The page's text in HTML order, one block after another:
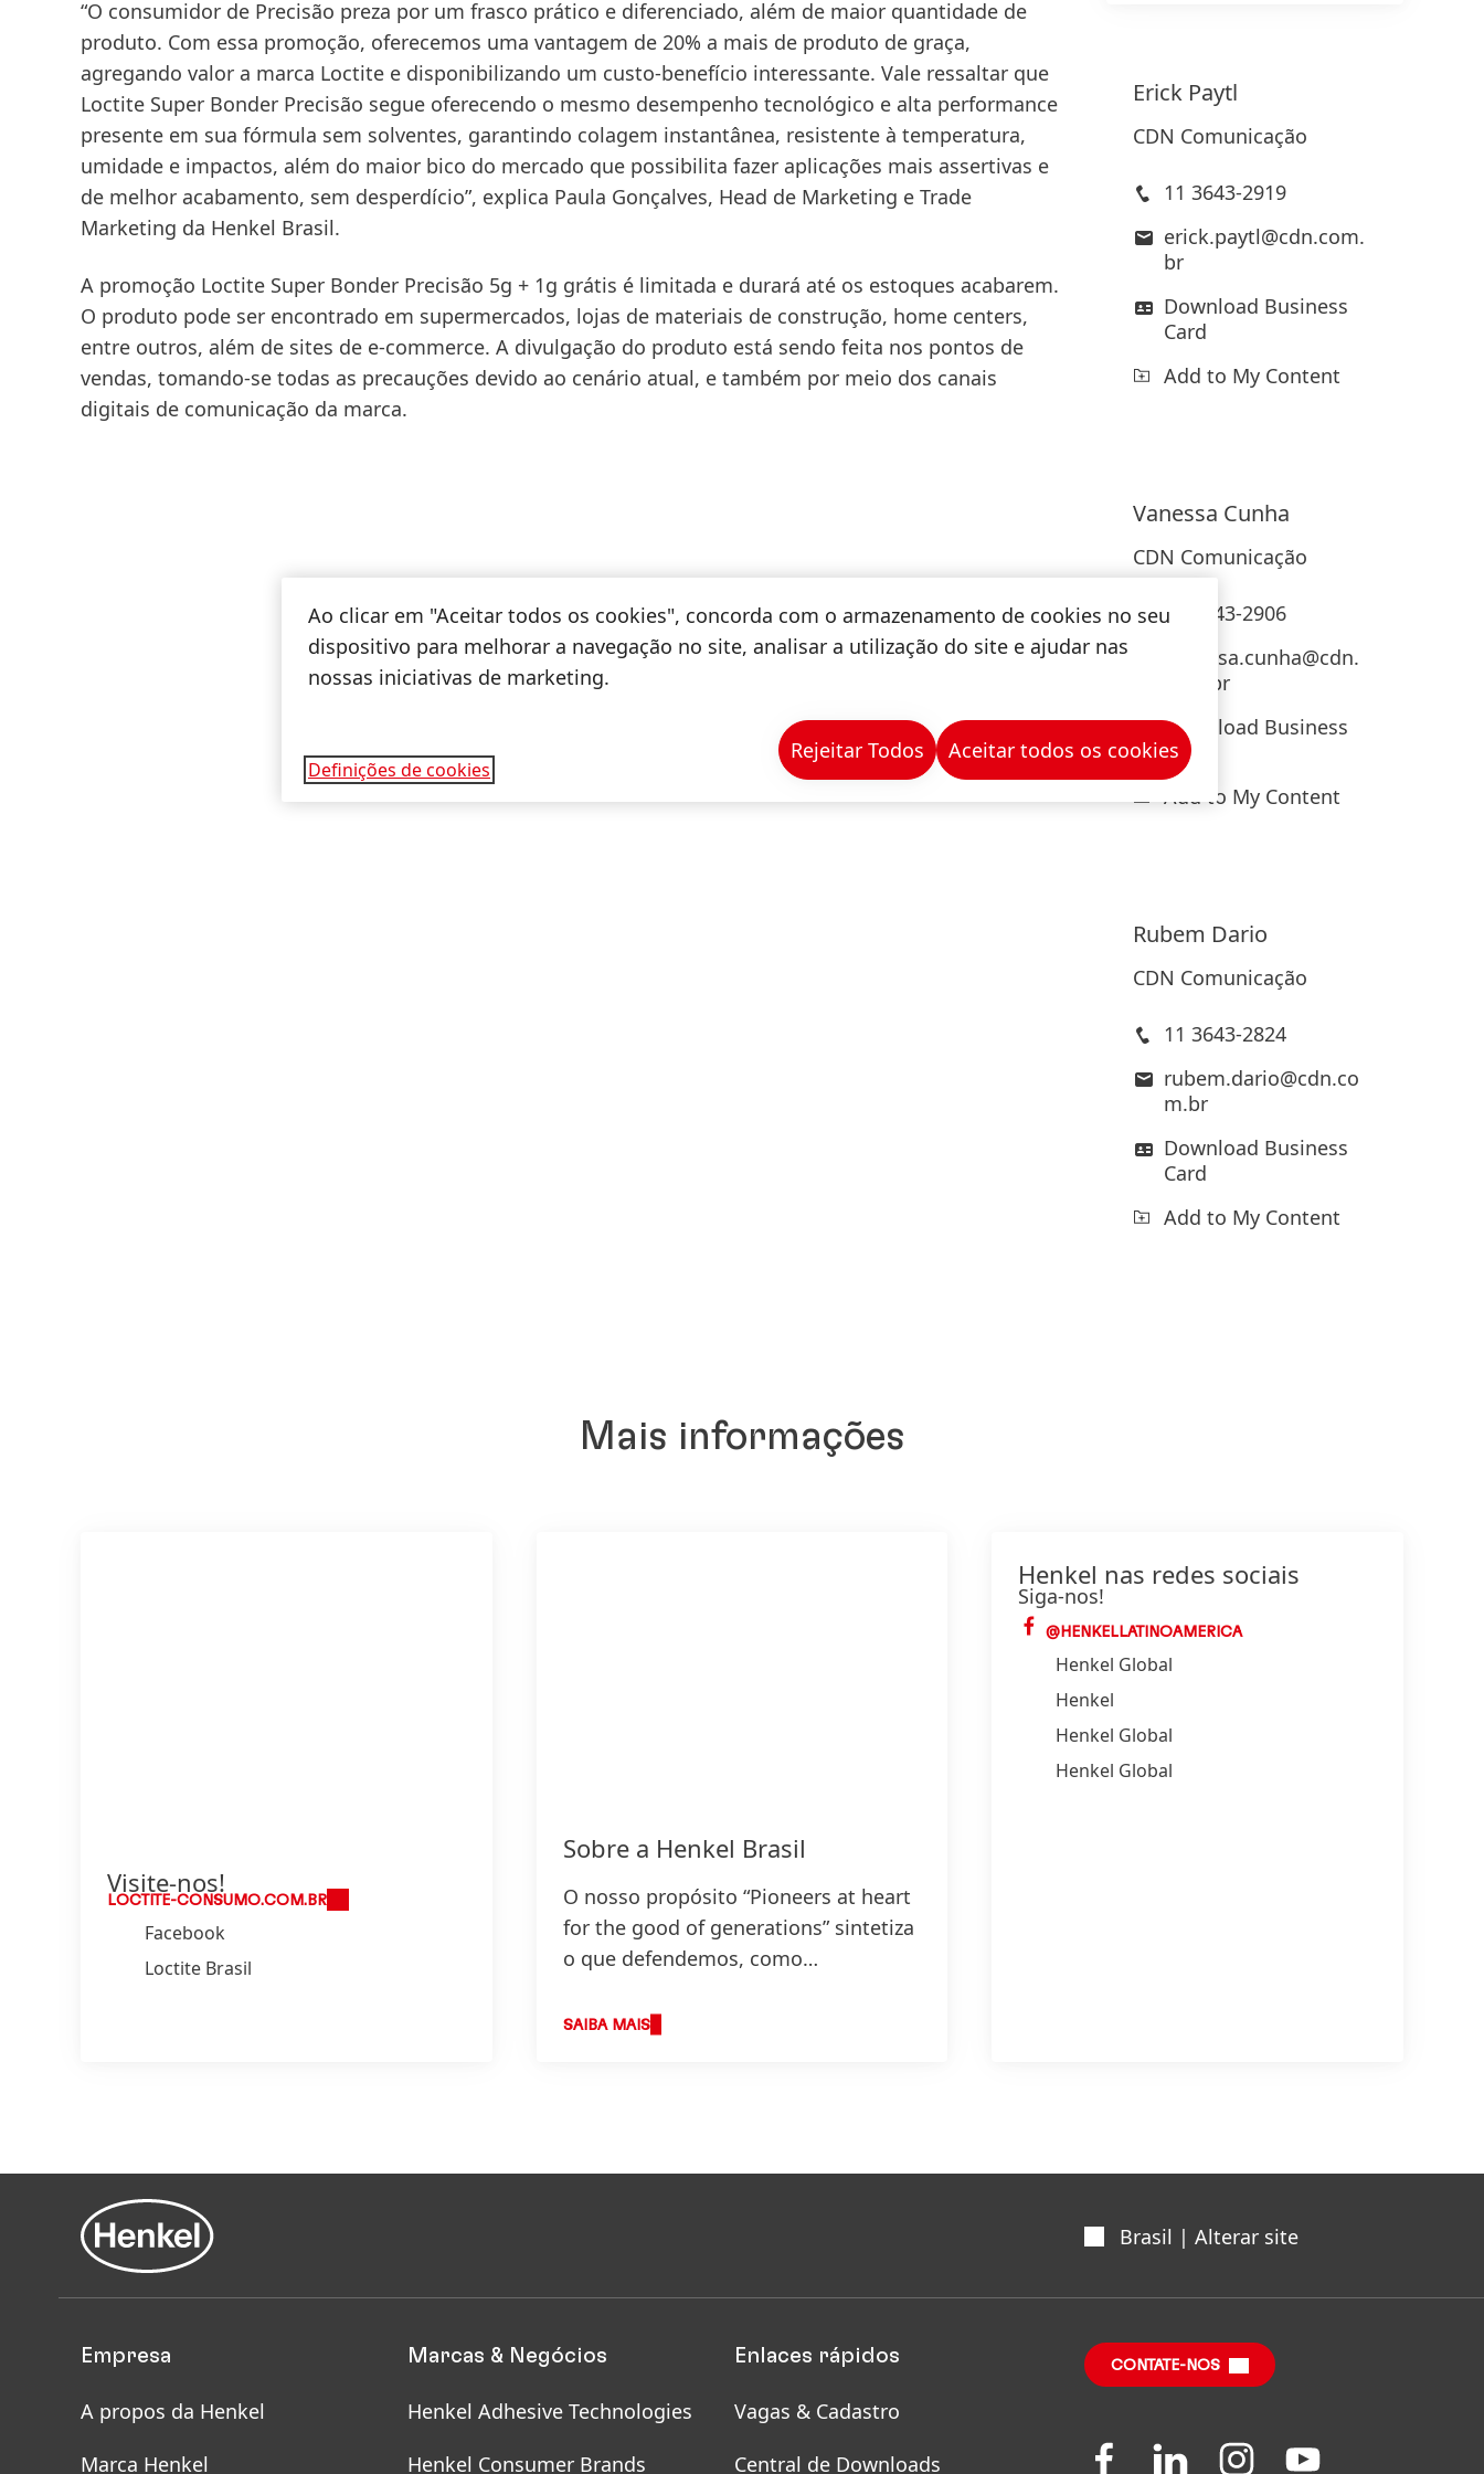
“O consumidor de Precisão preza por um frasco prático e diferenciado, além de maior quantidade de
produto. Com essa promoção, oferecemos uma vantagem de 20% a mais de produto de graça,
agregando valor a marca Loctite e disponibilizando um custo-benefício interessante. Vale ressaltar que
Loctite Super Bonder Precisão segue oferecendo o mesmo desempenho tecnológico e alta performance
presente em sua fórmula sem solventes, garantindo colagem instantânea, resistente à temperatura,
umidade e impactos, além do maior bico do mercado que possibilita fazer aplicações mais assertivas e
de melhor acabamento, sem desperdício”, explica Paula Gonçalves, Head de Marketing e Trade
Marketing da Henkel Brasil.
A promoção Loctite Super Bonder Precisão 5g + 1g grátis é limitada e durará até os estoques acabarem.
O produto pode ser encontrado em supermercados, lojas de materiais de construção, home centers,
entre outros, além de sites de e-commerce. A divulgação do produto está sendo feita nos pontos de
vendas, tomando-se todas as precauções devido ao cenário atual, e também por meio dos canais
digitais de comunicação da marca.
Erick Paytl
CDN Comunicação
11 3643-2919
erick.paytl@cdn.com.
br
Download Business
Card
Add to My Content
Vanessa Cunha
CDN Comunicação
11 3643-2906
vanessa.cunha@cdn.
com.br
Download Business
Card
Add to My Content
Rubem Dario
CDN Comunicação
11 3643-2824
rubem.dario@cdn.co
m.br
Download Business
Card
Add to My Content
Mais informações
Visite-nos!
LOCTITE-CONSUMO.COM.BR
Facebook
Loctite Brasil
Sobre a Henkel Brasil
O nosso propósito “Pioneers at heart
for the good of generations” sintetiza
o que defendemos, como
estratégia.
SAIBA MAIS
Henkel nas redes sociais
Siga-nos!
@HENKELLATINOAMERICA
Henkel Global
Henkel
Henkel Global
Henkel Global
Brasil | Alterar site
Empresa
A propos da Henkel
Marca Henkel
Marcas & Negócios
Henkel Adhesive Technologies
Henkel Consumer Brands
Enlaces rápidos
Vagas & Cadastro
Central de Downloads
CONTATE-NOS
Folgen
Sie
Folgen
Folgen
Sie
Folgen
Sie
Ao clicar em "Aceitar todos os cookies", concorda com o armazenamento de cookies no seu
dispositivo para melhorar a navegação no site, analisar a utilização do site e ajudar nas
nossas iniciativas de marketing.
Definições de cookies
Rejeitar Todos Aceitar todos os cookies